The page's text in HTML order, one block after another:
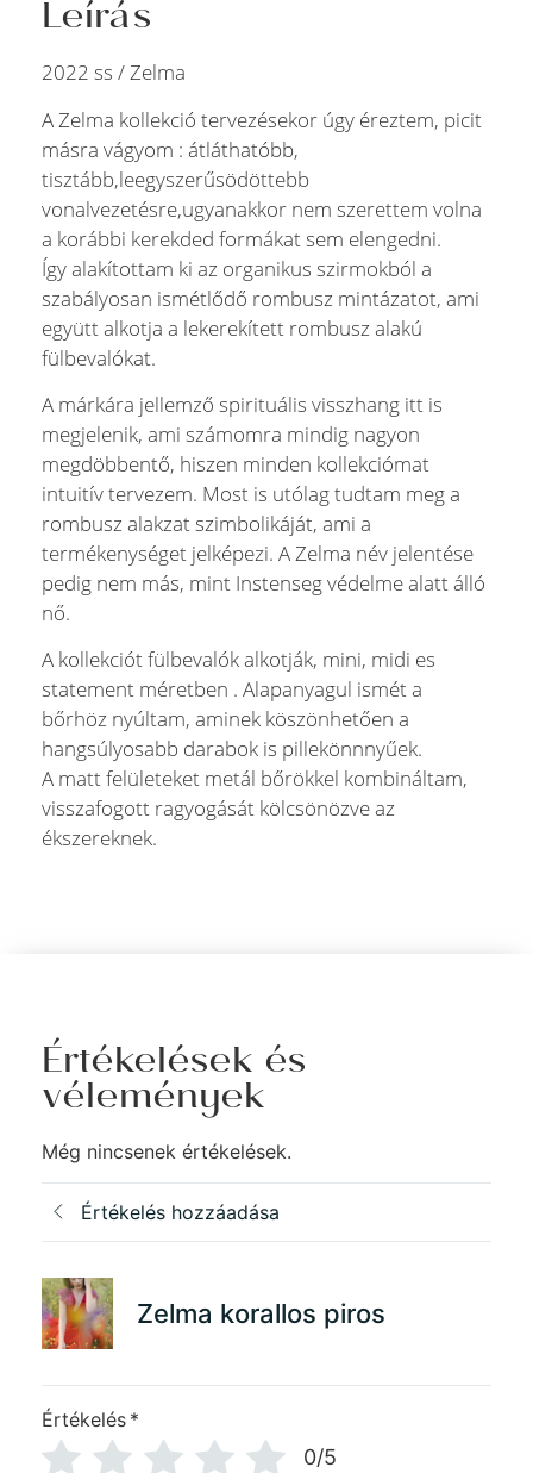
Leírás
2022 ss / Zelma
A Zelma kollekció tervezésekor úgy éreztem, picit
másra vágyom : átláthatóbb,
tisztább,leegyszerűsödöttebb
vonalvezetésre,ugyanakkor nem szerettem volna
a korábbi kerekded formákat sem elengedni.
Így alakítottam ki az organikus szirmokból a
szabályosan ismétlődő rombusz mintázatot, ami
együtt alkotja a lekerekített rombusz alakú
fülbevalókat.
A márkára jellemző spirituális visszhang itt is
megjelenik, ami számomra mindig nagyon
megdöbbentő, hiszen minden kollekciómat
intuitív tervezem. Most is utólag tudtam meg a
rombusz alakzat szimbolikáját, ami a
termékenységet jelképezi. A Zelma név jelentése
pedig nem más, mint Instenseg védelme alatt álló
nő.
A kollekciót fülbevalók alkotják, mini, midi es
statement méretben . Alapanyagul ismét a
bőrhöz nyúltam, aminek köszönhetően a
hangsúlyosabb darabok is pillekönnnyűek.
A matt felületeket metál bőrökkel kombináltam,
visszafogott ragyogását kölcsönözve az
ékszereknek.
Értékelések és
vélemények
Még nincsenek értékelések.
Értékelés hozzáadása
Zelma korallos piros
Értékelés *
0/5